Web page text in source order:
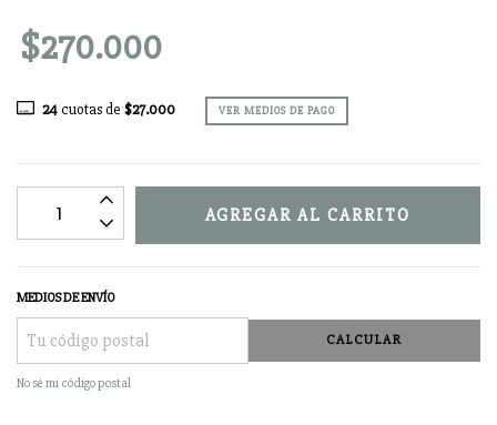
$270.000
24cuotas de $27.000 VER MEDIOS DE PAGO
MEDIOS DE ENVÍO
CALCULAR
No sé mi código postal